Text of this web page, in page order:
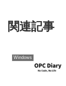
関連記事
Windows